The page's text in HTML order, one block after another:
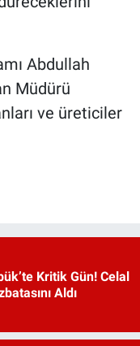
Abdullah
Müdürü
ve üreticiler
Kritik Gün! Celal
Aldı